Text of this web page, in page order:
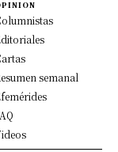
semanal